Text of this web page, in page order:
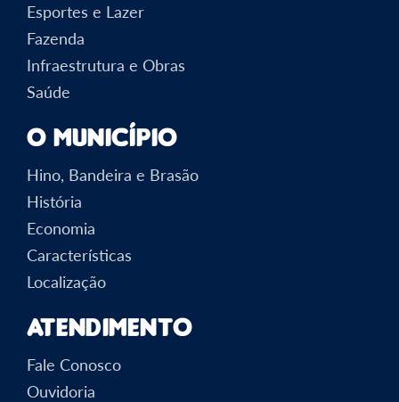
Esportes e Lazer
Fazenda
Infraestrutura e Obras
Saúde
O Município
Hino, Bandeira e Brasão
História
Economia
Características
Localização
Atendimento
Fale Conosco
Ouvidoria